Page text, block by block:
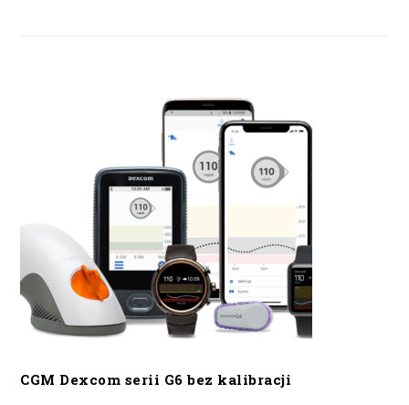
CGM Dexcom serii G6 bez kalibracji